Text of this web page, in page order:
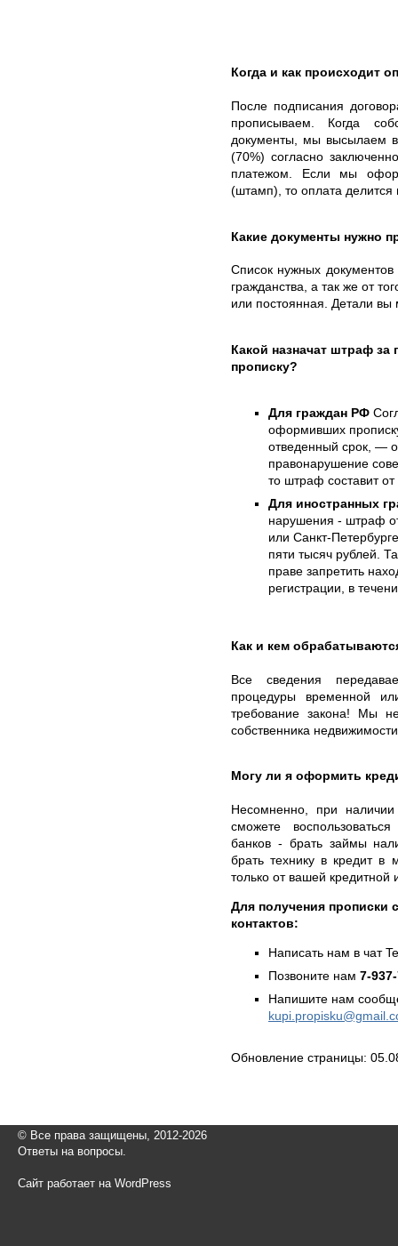
Когда и как происходит
После подписания
прописываем. Когда
документы, мы высылаем
(70%) согласно
платежом. Если мы
(штамп), то оплата делится
Какие документы нужно
Список нужных документов
гражданства, а так же от
или постоянная. Детали вы
Какой назначат штраф
прописку?
Для граждан РФ
оформивших
отведенный срок, —
правонарушение
то штраф составит
Для иностранных
нарушения - штраф
или Санкт-
пяти тысяч рублей.
праве запретить
регистрации, в
Как и кем
Все сведения
процедуры временной
требование закона! Мы
собственника
Могу ли я оформить
Несомненно, при
сможете
банков - брать займы
брать технику в кредит в
только от вашей кредитной
Для получения прописки
контактов:
Написать нам в чат
Позвоните нам 7-
Напишите нам
Обновление страницы:
© Все права защищены, 2012-2026
Ответы на вопросы.
Сайт работает на WordPress